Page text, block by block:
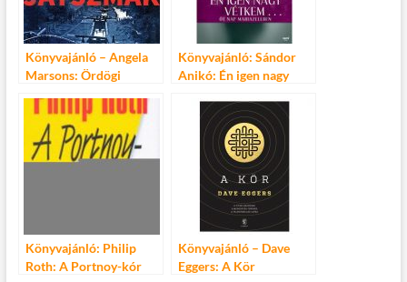
k
Könyvajánló – Angela
Marsons: Ördögi
Könyvajánló: Sándor
Anikó: Én igen nagy
Könyvajánló: Philip
Roth: A Portnoy-kór
Könyvajánló – Dave
Eggers: A Kör